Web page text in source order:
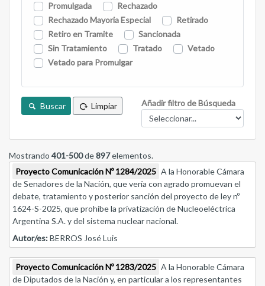
Promulgada
Rechazado
Rechazado Mayoria Especial
Retirado
Retiro en Tramite
Sancionada
Sin Tratamiento
Tratado
Vetado
Vetado para Promulgar
Buscar Limpiar Añadir filtro de Búsqueda
Mostrando 401-500de897elementos.
Proyecto Comunicación Nº 1284/2025 A la Honorable Cámara
de Senadores de la Nación, que vería con agrado promuevan el
debate, tratamiento y posterior sanción del proyecto de ley nº
1624-S-2025, que prohíbe la privatización de Nucleoeléctrica
Argentina S.A. y del sistema nuclear nacional.
Autor/es:BERROS José Luis
Proyecto Comunicación Nº 1283/2025 A la Honorable Cámara
de Diputados de la Nación y, en particular a los representantes